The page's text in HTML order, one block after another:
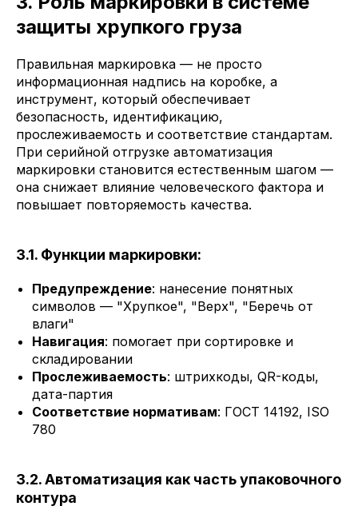
защиты хрупкого груза
Правильная маркировка — не просто
информационная надпись на коробке, а
инструмент, который обеспечивает
безопасность, идентификацию,
прослеживаемость и соответствие стандартам.
При серийной отгрузке автоматизация
маркировки становится естественным шагом —
она снижает влияние человеческого фактора и
повышает повторяемость качества.
3.1. Функции маркировки:
Предупреждение: нанесение понятных
символов — "Хрупкое", "Верх", "Беречь от
влаги"
Навигация: помогает при сортировке и
складировании
Прослеживаемость: штрихкоды, QR-коды,
дата-партия
Соответствие нормативам: ГОСТ 14192, ISO
780
3.2. Автоматизация как часть упаковочного
контура